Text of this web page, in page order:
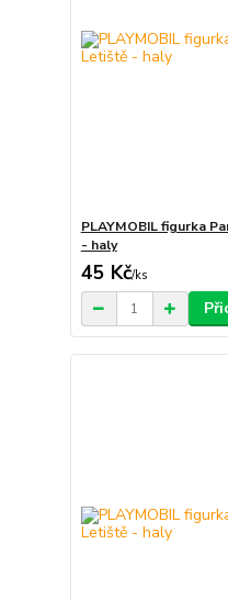
PLAYMOBIL figurka
- haly
45 Kč/ks